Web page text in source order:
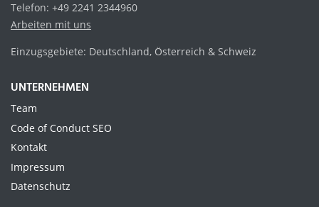
Telefon: +49 2241 2344960
Arbeiten mit uns
Einzugsgebiete: Deutschland, Österreich & Schweiz
UNTERNEHMEN
Team
Code of Conduct SEO
Kontakt
Impressum
Datenschutz